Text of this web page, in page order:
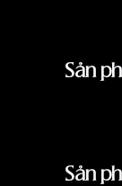
Sản
Sản